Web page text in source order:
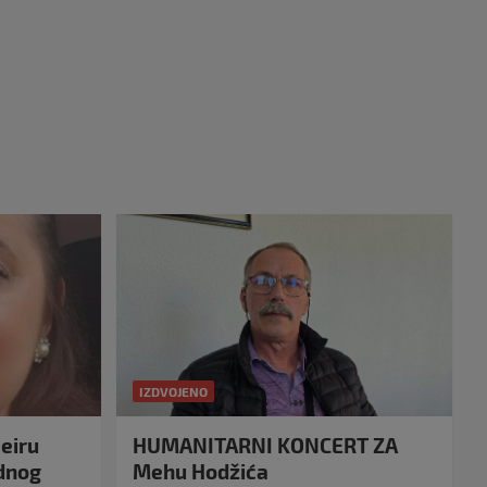
IZDVOJENO
HUMANITARNI KONCERT ZA
Mehu Hodžića